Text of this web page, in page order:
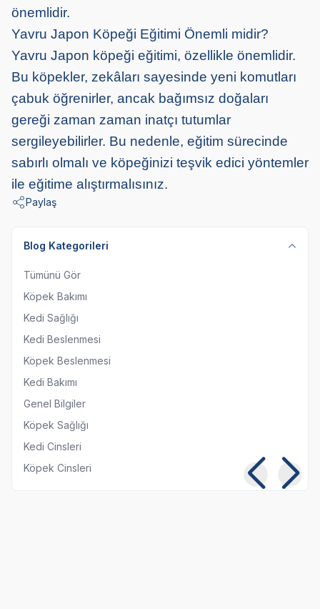
önemlidir.
Yavru Japon Köpeği Eğitimi Önemli midir?
Yavru Japon köpeği eğitimi, özellikle önemlidir.
Bu köpekler, zekâları sayesinde yeni komutları
çabuk öğrenirler, ancak bağımsız doğaları
gereği zaman zaman inatçı tutumlar
sergileyebilirler. Bu nedenle, eğitim sürecinde
sabırlı olmalı ve köpeğinizi teşvik edici yöntemler
ile eğitime alıştırmalısınız.
Paylaş
Blog Kategorileri
Tümünü Gör
Köpek Bakımı
Kedi Sağlığı
Kedi Beslenmesi
Köpek Beslenmesi
Kedi Bakımı
Genel Bilgiler
Köpek Sağlığı
Kedi Cinsleri
Köpek Cinsleri